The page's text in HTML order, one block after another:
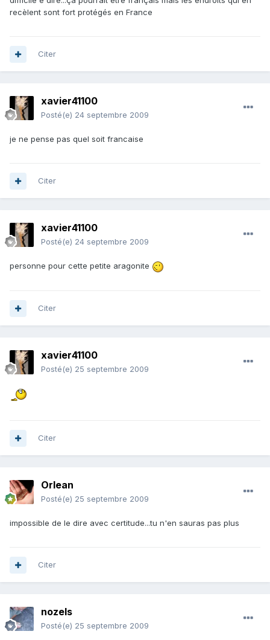
recèlent sont fort protégés en France
Citer
xavier41100
Posté(e) 24 septembre 2009
je ne pense pas quel soit francaise
Citer
xavier41100
Posté(e) 24 septembre 2009
personne pour cette petite aragonite
Citer
xavier41100
Posté(e) 25 septembre 2009
Citer
Orlean
Posté(e) 25 septembre 2009
impossible de le dire avec certitude...tu n'en sauras pas plus
Citer
nozels
Posté(e) 25 septembre 2009